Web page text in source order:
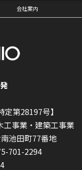
会社案内
第28197号】
工事業・建築工事業
池田町77番地
701-2294